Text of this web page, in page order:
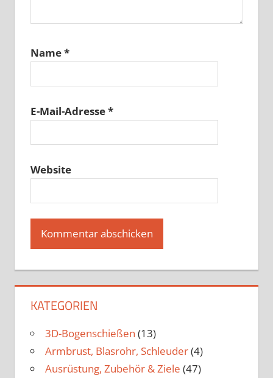
Name*
E-Mail-Adresse*
Website
KATEGORIEN
3D-Bogenschießen (13)
Armbrust, Blasrohr, Schleuder(4)
Ausrüstung, Zubehör & Ziele (47)